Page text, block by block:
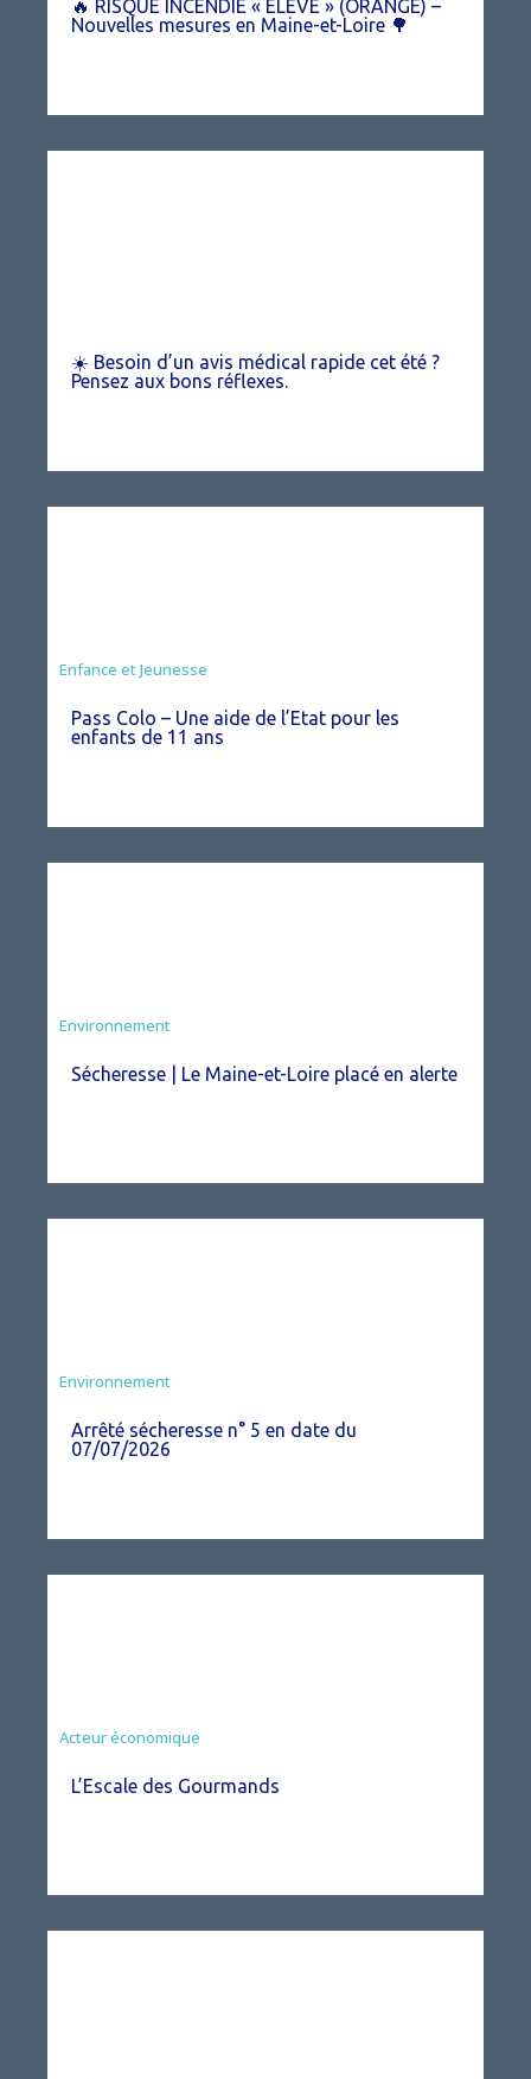
🔥 RISQUE INCENDIE « ÉLEVÉ » (ORANGE) –
Nouvelles mesures en Maine-et-Loire 🌳
☀️ Besoin d’un avis médical rapide cet été ?
Pensez aux bons réflexes.
Animation
Enfance et Jeunesse
Pass Colo – Une aide de l’Etat pour les
enfants de 11 ans
Environnement
Sécheresse | Le Maine-et-Loire placé en alerte
Agriculture
Environnement
Arrêté sécheresse n° 5 en date du
07/07/2026
Acteur économique
L’Escale des Gourmands